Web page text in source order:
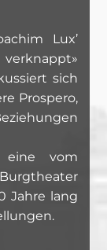
Lux’
verknappt»
sich
Prospero,
eine vom
Jahre lang